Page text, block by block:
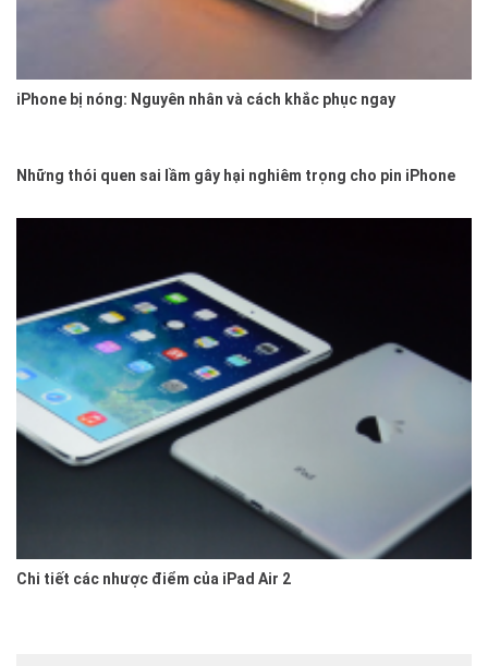
iPhone bị nóng: Nguyên nhân và cách khắc phục ngay
Những thói quen sai lầm gây hại nghiêm trọng cho pin iPhone
Chi tiết các nhược điểm của iPad Air 2